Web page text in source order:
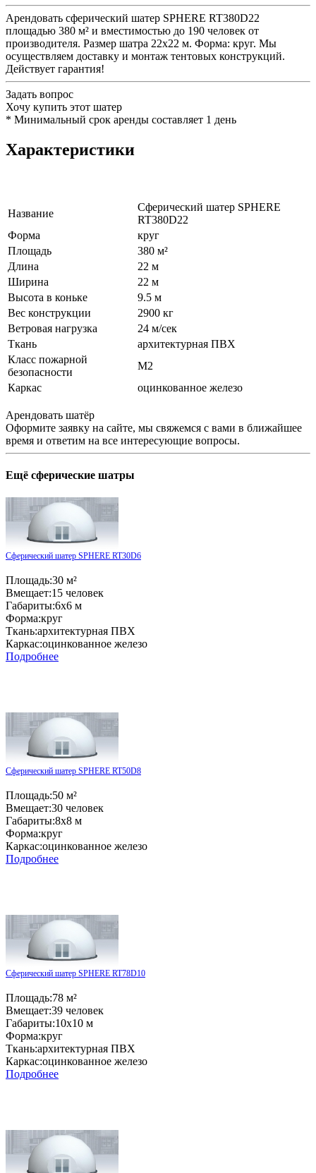
Арендовать сферический шатер SPHERE RT380D22
площадью 380 м² и вместимостью до 190 человек от
производителя. Размер шатра 22x22 м. Форма: круг. Мы
осуществляем доставку и монтаж тентовых конструкций.
Действует гарантия!
Задать вопрос
Хочу купить этот шатер
* Минимальный срок аренды составляет 1 день
Характеристики
Название
Сферический шатер SPHERE
RT380D22
Форма
круг
Площадь
380 м²
Длина
22 м
Ширина
22 м
Высота в коньке
9.5 м
Вес конструкции
2900 кг
Ветровая нагрузка
24 м/сек
Ткань
архитектурная ПВХ
Класс пожарной
безопасности
М2
Каркас
оцинкованное железо
Арендовать шатёр
Оформите заявку на сайте, мы свяжемся с вами в ближайшее
время и ответим на все интересующие вопросы.
Ещё сферические шатры
Сферический шатер SPHERE RT30D6
Площадь:30 м²
Вмещает:15 человек
Габариты:6x6 м
Форма:круг
Ткань:архитектурная ПВХ
Каркас:оцинкованное железо
Подробнее
Сферический шатер SPHERE RT50D8
Площадь:50 м²
Вмещает:30 человек
Габариты:8x8 м
Форма:круг
Каркас:оцинкованное железо
Подробнее
Сферический шатер SPHERE RT78D10
Площадь:78 м²
Вмещает:39 человек
Габариты:10x10 м
Форма:круг
Ткань:архитектурная ПВХ
Каркас:оцинкованное железо
Подробнее